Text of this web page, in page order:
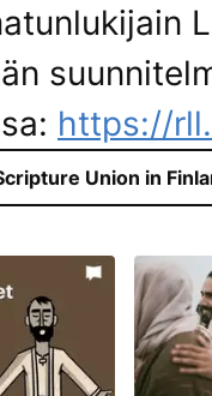
https://
Union in